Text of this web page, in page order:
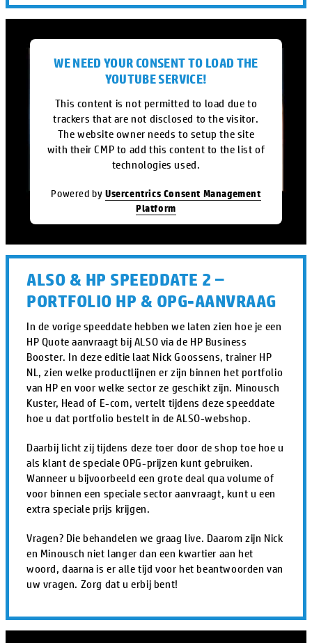
WE NEED YOUR CONSENT TO LOAD THE
YOUTUBE SERVICE!
This content is not permitted to load due to
trackers that are not disclosed to the visitor.
The website owner needs to setup the site
with their CMP to add this content to the list of
technologies used.
Powered by Usercentrics Consent Management
Platform
ALSO & HP SPEEDDATE 2 –
PORTFOLIO HP & OPG-AANVRAAG
In de vorige speeddate hebben we laten zien hoe je een
HP Quote aanvraagt bij ALSO via de HP Business
Booster. In deze editie laat Nick Goossens, trainer HP
NL, zien welke productlijnen er zijn binnen het portfolio
van HP en voor welke sector ze geschikt zijn. Minousch
Kuster, Head of E-com, vertelt tijdens deze speeddate
hoe u dat portfolio bestelt in de ALSO-webshop.
Daarbij licht zij tijdens deze toer door de shop toe hoe u
als klant de speciale OPG-prijzen kunt gebruiken.
Wanneer u bijvoorbeeld een grote deal qua volume of
voor binnen een speciale sector aanvraagt, kunt u een
extra speciale prijs krijgen.
Vragen? Die behandelen we graag live. Daarom zijn Nick
en Minousch niet langer dan een kwartier aan het
woord, daarna is er alle tijd voor het beantwoorden van
uw vragen. Zorg dat u erbij bent!